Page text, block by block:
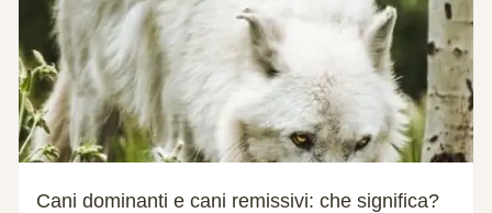
Cani dominanti e cani remissivi: che significa?